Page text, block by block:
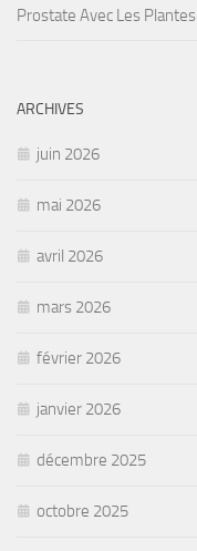
Prostate Avec Les Plantes
ARCHIVES
juin 2026
mai 2026
avril 2026
mars 2026
février 2026
janvier 2026
décembre 2025
octobre 2025